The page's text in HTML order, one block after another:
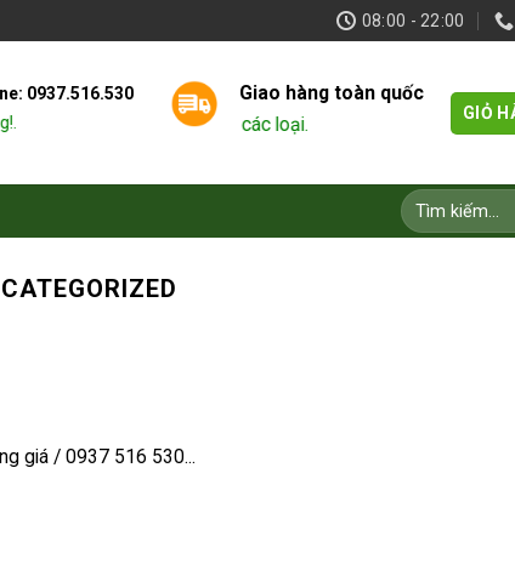
08:00 - 22:00
0937.516.530
Giao hàng toàn quốc
chơi xe moto PKL PKN các loại.
GIỎ
Tìm
kiếm:
giá / 0937 516 530...